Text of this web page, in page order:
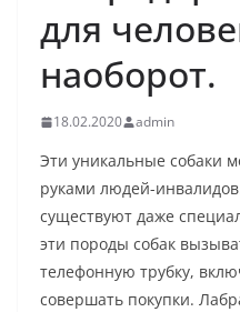
для
наоборот.
18.02.2020 admin
Эти уникальные собаки
руками людей-
существуют даже
эти породы собак
телефонную трубку,
совершать покупки.